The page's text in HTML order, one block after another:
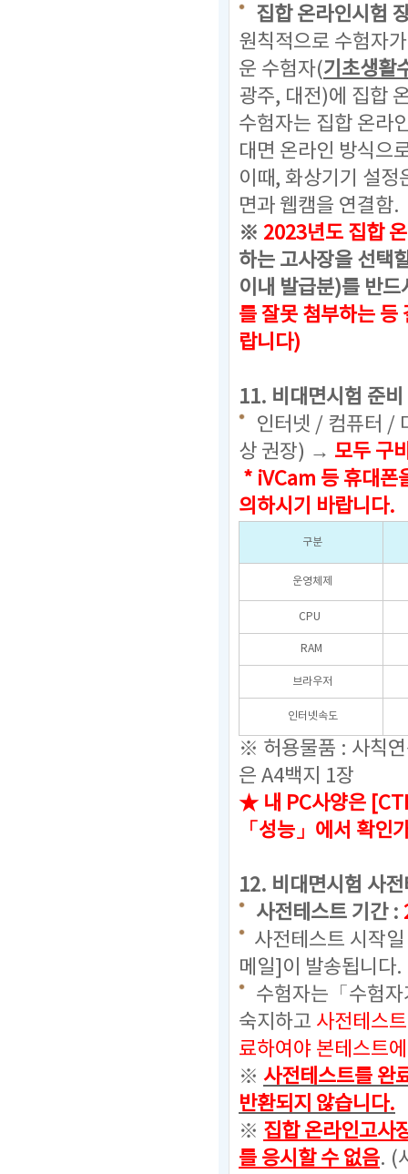
집합 온라인시험
원칙적으로 수험자
운 수험자(기초생활
광주, 대전)에 집합
수험자는 집합 온라
대면 온라인 방식으
이때, 화상기기 설정
면과 웹캠을 연결함.
※ 2023년도 집합
하는 고사장을 선택
이내 발급분)를 반
를 잘못 첨부하는 등
랍니다)
11. 비대면시험 준
인터넷 / 컴퓨터 /
상 권장) → 모두 구
* iVCam 등 휴대폰
의하시기 바랍니다.
구분
운영체제
CPU
RAM
브라우저
인터넷속도
※ 허용물품 : 사칙
은 A4백지 1장
★ 내 PC사양은
「성능」에서 확인
12. 비대면시험 사
사전테스트 기간 :
사전테스트 시작
메일]이 발송됩니다.
수험자는「수험
숙지하고 사전테스
료하여야 본테스트
※ 사전테스트를 완
반환되지 않습니다.
※ 집합 온라인고사
를 응시할 수 없음. (